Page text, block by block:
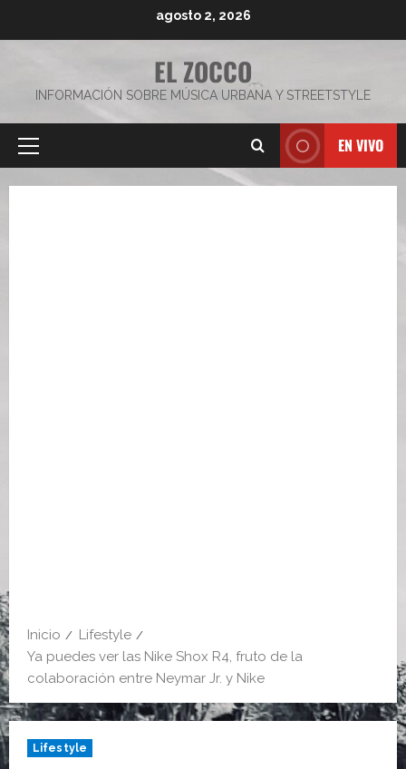
agosto 2, 2026
EL ZOCCO
INFORMACIÓN SOBRE MÚSICA URBANA Y STREETSTYLE
Menú
EN VIVO
Inicio
Lifestyle
Ya puedes ver las Nike Shox R4, fruto de la
colaboración entre Neymar Jr. y Nike
Lifestyle